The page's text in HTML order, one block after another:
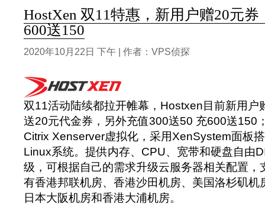
HostXen 双11特惠，新用户赠20元券
600送150
2020年10月22日 下午 | 作者：VPS侦探
双11活动陆续都拉开帷幕，Hostxen目前新用户
送20元代金券，另外充值300送50 充600送150
Citrix Xenserver虚拟化，采用XenSystem面板
Linux系统。提供内存、CPU、宽带和硬盘自由
级，可根据自己的需求升级云服务器相关配置，
有香港邦联机房、香港沙田机房、美国洛杉矶机
日本大阪机房和香港大浦机房。